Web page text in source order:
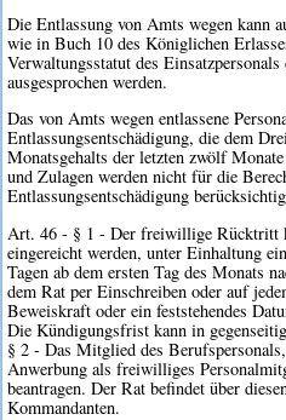
Die Entlassung von Amts wegen kann
wie in Buch 10 des Königlichen
Verwaltungsstatut des
ausgesprochen werden.
Das von Amts wegen entlassene
Entlassungsentschädigung, die dem
Monatsgehalts der letzten zwölf
und Zulagen werden nicht für die
Entlassungsentschädigung
Art. 46 - § 1 - Der freiwillige Rücktritt
eingereicht werden, unter Einhaltung
Tagen ab dem ersten Tag des Monats
dem Rat per Einschreiben oder auf
Beweiskraft oder ein feststehendes
Die Kündigungsfrist kann in
§ 2 - Das Mitglied des
Anwerbung als freiwilliges
beantragen. Der Rat befindet über
Kommandanten.